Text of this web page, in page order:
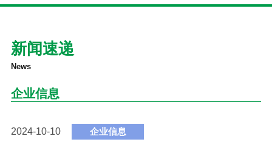
新闻速递
News
企业信息
2024-10-10 企业信息